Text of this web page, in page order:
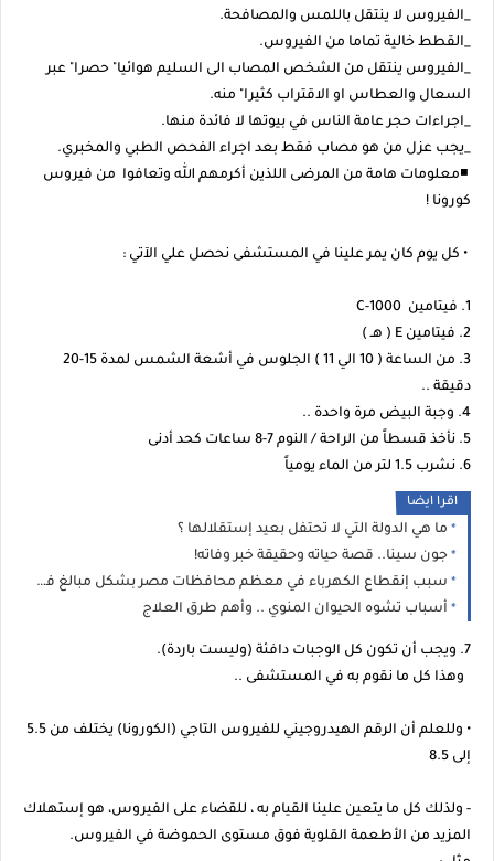
_الفيروس لا ينتقل باللمس والمصافحة.
_القطط خالية تماما من الفيروس.
_الفيروس ينتقل من الشخص المصاب الى السليم هوائيا" حصرا" عبر
السعال والعطاس او الاقتراب كثيرا" منه.
_اجراءات حجر عامة الناس في بيوتها لا فائدة منها.
_يجب عزل من هو مصاب فقط بعد اجراء الفحص الطبي والمخبري.
◾معلومات هامة من المرضى اللذين أكرمهم الله وتعافوا من فيروس
كورونا !
• كل يوم كان يمر علينا في المستشفى نحصل علي الآتي :
1. فيتامين C-1000
2. فيتامين E ( هـ )
3. من الساعة ( 10 الي 11 ) الجلوس في أشعة الشمس لمدة 15-20
دقيقة ..
4. وجبة البيض مرة واحدة ..
5. نأخذ قسطاً من الراحة / النوم 7-8 ساعات كحد أدنى
6. نشرب 1.5 لتر من الماء يومياً
اقرا ايضا
ما هي الدولة التي لا تحتفل بعيد إستقلالها ؟
جون سينا.. قصة حياته وحقيقة خبر وفاته!
سبب إنقطاع الكهرباء في معظم محافظات مصر بشكل مبالغ فيه
أسباب تشوه الحيوان المنوي .. وأهم طرق العلاج
7. ويجب أن تكون كل الوجبات دافئة (وليست باردة).
وهذا كل ما نقوم به في المستشفى ..
• وللعلم أن الرقم الهيدروجيني للفيروس التاجي (الكورونا) يختلف من 5.5
إلى 8.5
- ولذلك كل ما يتعين علينا القيام به ، للقضاء على الفيروس، هو إستهلاك
المزيد من الأطعمة القلوية فوق مستوى الحموضة في الفيروس.